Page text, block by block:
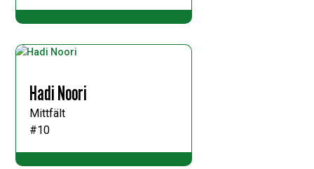
Hadi Noori
Mittfält
#10